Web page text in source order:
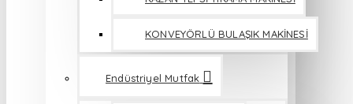
KONVEYÖRLÜ BULAŞIK MAKİNESİ
Endüstriyel Mutfak